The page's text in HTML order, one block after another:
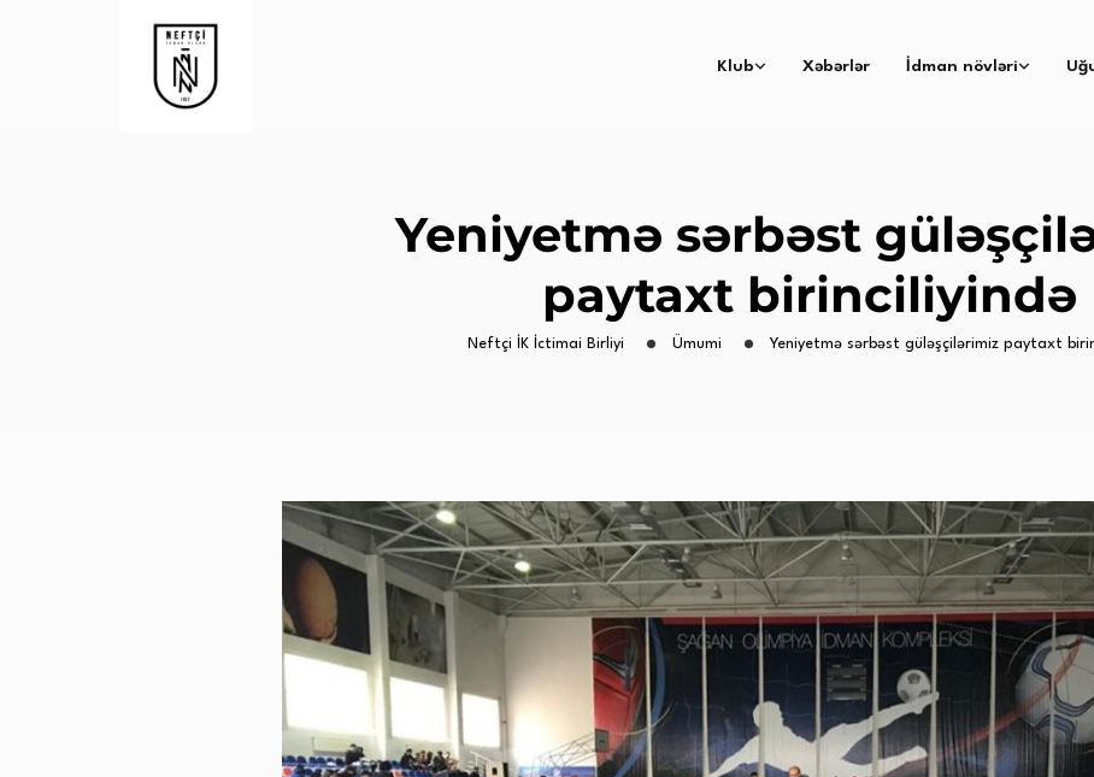
Klub Xəbərlər İdman növləri
Yeniyetmə sərbəst
paytaxt birinciliyində
Neftçi İK İctimai Birliyi Ümumi Yeniyetmə sərbəst güləşçilərimiz paytaxt